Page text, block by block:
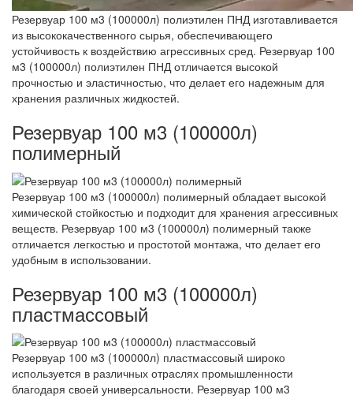
Резервуар 100 м3 (100000л) полиэтилен ПНД изготавливается
из высококачественного сырья, обеспечивающего
устойчивость к воздействию агрессивных сред. Резервуар 100
м3 (100000л) полиэтилен ПНД отличается высокой
прочностью и эластичностью, что делает его надежным для
хранения различных жидкостей.
Резервуар 100 м3 (100000л)
полимерный
Резервуар 100 м3 (100000л) полимерный обладает высокой
химической стойкостью и подходит для хранения агрессивных
веществ. Резервуар 100 м3 (100000л) полимерный также
отличается легкостью и простотой монтажа, что делает его
удобным в использовании.
Резервуар 100 м3 (100000л)
пластмассовый
Резервуар 100 м3 (100000л) пластмассовый широко
используется в различных отраслях промышленности
благодаря своей универсальности. Резервуар 100 м3